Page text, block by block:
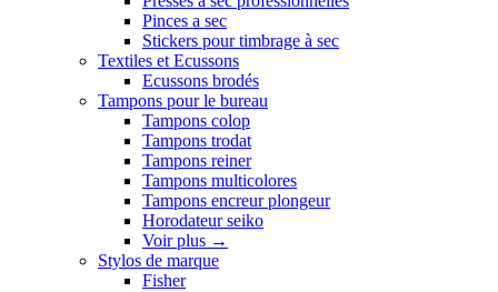
Pinces a sec
Stickers pour timbrage à sec
Textiles et Ecussons
Ecussons brodés
Tampons pour le bureau
Tampons colop
Tampons trodat
Tampons reiner
Tampons multicolores
Tampons encreur plongeur
Horodateur seiko
Voir plus →
Stylos de marque
Fisher